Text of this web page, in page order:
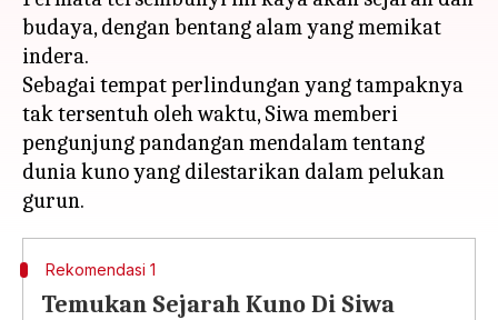
budaya, dengan bentang alam yang memikat
indera.
Sebagai tempat perlindungan yang tampaknya
tak tersentuh oleh waktu, Siwa memberi
pengunjung pandangan mendalam tentang
dunia kuno yang dilestarikan dalam pelukan
Rekomendasi 1
Temukan Sejarah Kuno Di Siwa